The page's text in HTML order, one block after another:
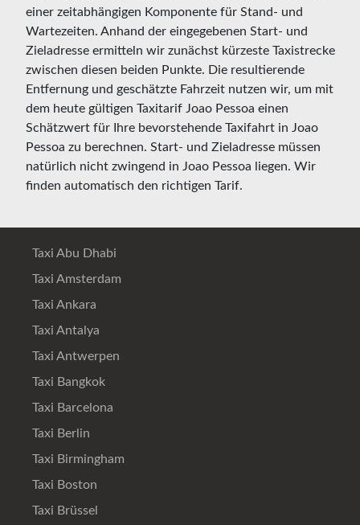
einer zeitabhängigen Komponente für Stand- und
Wartezeiten. Anhand der eingegebenen Start- und
Zieladresse ermitteln wir zunächst kürzeste Taxistrecke
zwischen diesen beiden Punkte. Die resultierende
Entfernung und geschätzte Fahrzeit nutzen wir, um mit
dem heute gültigen Taxitarif Joao Pessoa einen
Schätzwert für Ihre bevorstehende Taxifahrt in Joao
Pessoa zu berechnen. Start- und Zieladresse müssen
natürlich nicht zwingend in Joao Pessoa liegen. Wir
finden automatisch den richtigen Tarif.
Taxi Abu Dhabi
Taxi Amsterdam
Taxi Ankara
Taxi Antalya
Taxi Antwerpen
Taxi Bangkok
Taxi Barcelona
Taxi Berlin
Taxi Birmingham
Taxi Boston
Taxi Brüssel